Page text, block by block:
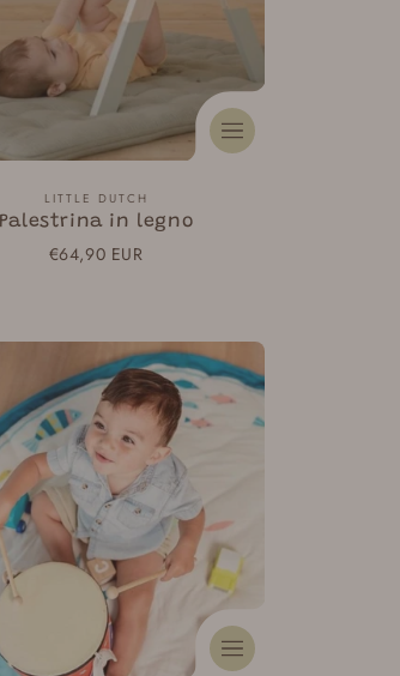
Fornitore:
LITTLE DUTCH
Palestrina in legno
Prezzo
€64,90 EUR